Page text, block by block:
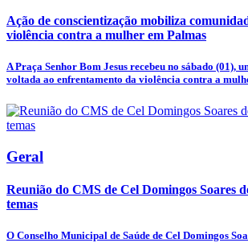
Ação de conscientização mobiliza
violência contra a mulher em Palmas
A Praça Senhor Bom Jesus recebeu no sábado (01),
voltada ao enfrentamento da violência contra a
Geral
Reunião do CMS de Cel Domingos Soares
temas
O Conselho Municipal de Saúde de Cel Domingos